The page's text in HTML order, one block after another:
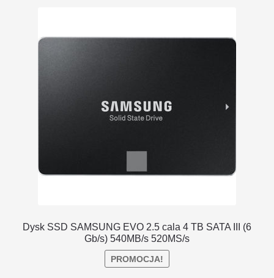
Dysk SSD SAMSUNG EVO 2.5 cala 4 TB SATA III (6
Gb/s) 540MB/s 520MS/s
PROMOCJA!